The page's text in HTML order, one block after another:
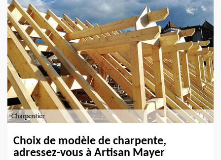
Choix de modèle de charpente,
adressez-vous à Artisan Mayer